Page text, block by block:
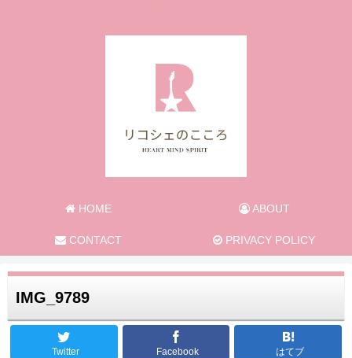
HOME ABOUT
CONTACT PRIVACY POLICY
IMG_9789
Twitter Facebook はてブ